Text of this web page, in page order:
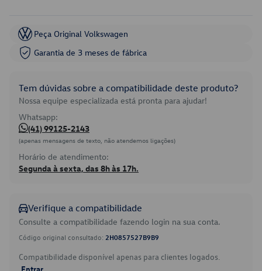
Peça Original Volkswagen
Garantia de 3 meses de fábrica
Tem dúvidas sobre a compatibilidade deste produto?
Nossa equipe especializada está pronta para ajudar!
Whatsapp:
(41) 99125-2143
(apenas mensagens de texto, não atendemos ligações)
Horário de atendimento:
Segunda à sexta, das 8h às 17h.
Verifique a compatibilidade
Consulte a compatibilidade fazendo login na sua conta.
Código original consultado: 2H0857527B9B9
Compatibilidade disponível apenas para clientes logados.
Entrar